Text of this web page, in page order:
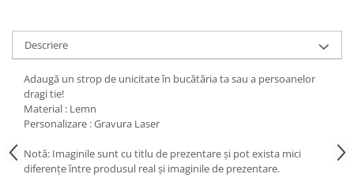
Descriere
Adaugă un strop de unicitate în bucătăria ta sau a persoanelor
dragi tie!
Material : Lemn
Personalizare : Gravura Laser
Notă: Imaginile sunt cu titlu de prezentare și pot exista mici
diferențe între produsul real și imaginile de prezentare.